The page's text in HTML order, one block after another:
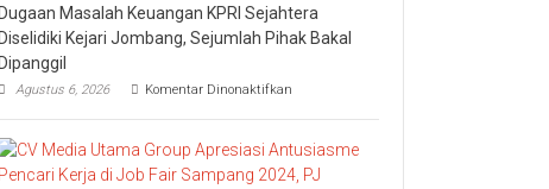
Dugaan Masalah Keuangan KPRI Sejahtera
Diselidiki Kejari Jombang, Sejumlah Pihak Bakal
Dipanggil
Agustus 6, 2026 Komentar Dinonaktifkan
Masalah
Keuangan
KPRI
Sejahtera